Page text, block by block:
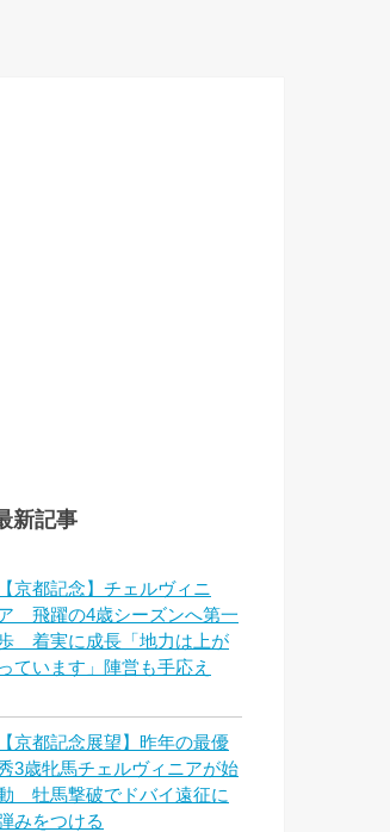
新記事
【京都記念】チェルヴィニ
飛躍の4歳シーズンへ第一
着実に成長「地力は上が
っています」陣営も手応え
【京都記念展望】昨年の最優
3歳牝馬チェルヴィニアが始
牡馬撃破でドバイ遠征に
みをつける